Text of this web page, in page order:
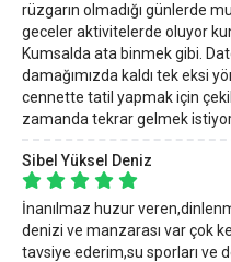
rüzgarın olmadığı günlerde
geceler aktivitelerde oluyor
Kumsalda ata binmek gibi.
damağımızda kaldı tek eksi
cennette tatil yapmak için
zamanda tekrar gelmek
Sibel Yüksel Deniz
İnanılmaz huzur
denizi ve manzarası var çok
tavsiye ederim,su sporları ve